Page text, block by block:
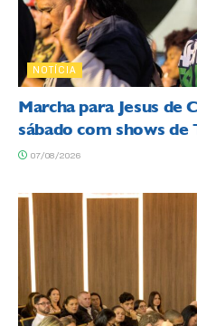
NOTÍCIA
Marcha para Jesus de
sábado com shows de
07/08/2026